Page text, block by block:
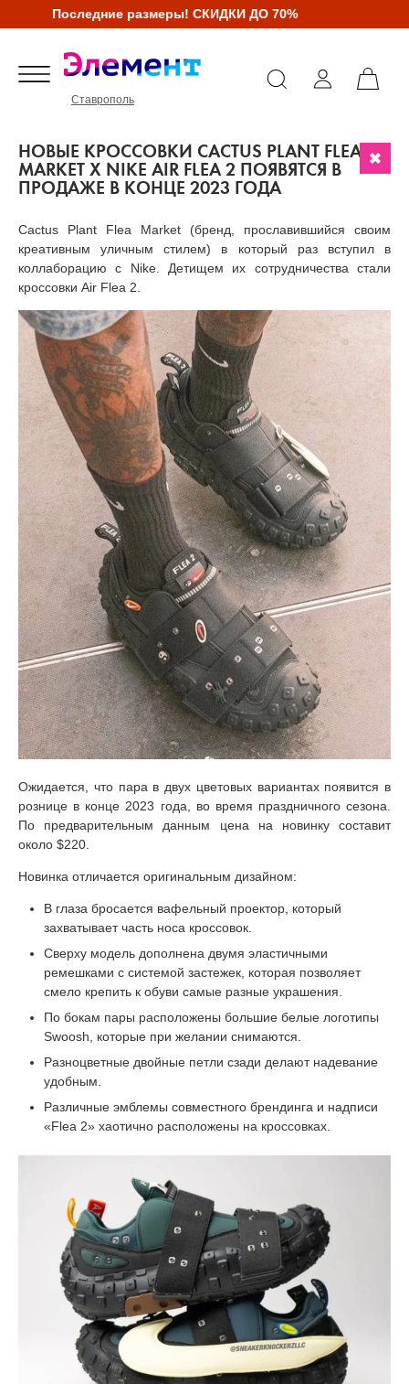
Последние размеры! СКИДКИ ДО 70%
Ставрополь
НОВЫЕ КРОССОВКИ CACTUS PLANT FLEA
MARKET X NIKE AIR FLEA 2 ПОЯВЯТСЯ В
ПРОДАЖЕ В КОНЦЕ 2023 ГОДА
Cactus Plant Flea Market (бренд, прославившийся своим
креативным уличным стилем) в который раз вступил в
коллаборацию с Nike. Детищем их сотрудничества стали
кроссовки Air Flea 2.
Ожидается, что пара в двух цветовых вариантах появится в
рознице в конце 2023 года, во время праздничного сезона.
По предварительным данным цена на новинку составит
около $220.
Новинка отличается оригинальным дизайном:
В глаза бросается вафельный проектор, который
захватывает часть носа кроссовок.
Сверху модель дополнена двумя эластичными
ремешками с системой застежек, которая позволяет
смело крепить к обуви самые разные украшения.
По бокам пары расположены большие белые логотипы
Swoosh, которые при желании снимаются.
Разноцветные двойные петли сзади делают надевание
удобным.
Различные эмблемы совместного брендинга и надписи
«Flea 2» хаотично расположены на кроссовках.